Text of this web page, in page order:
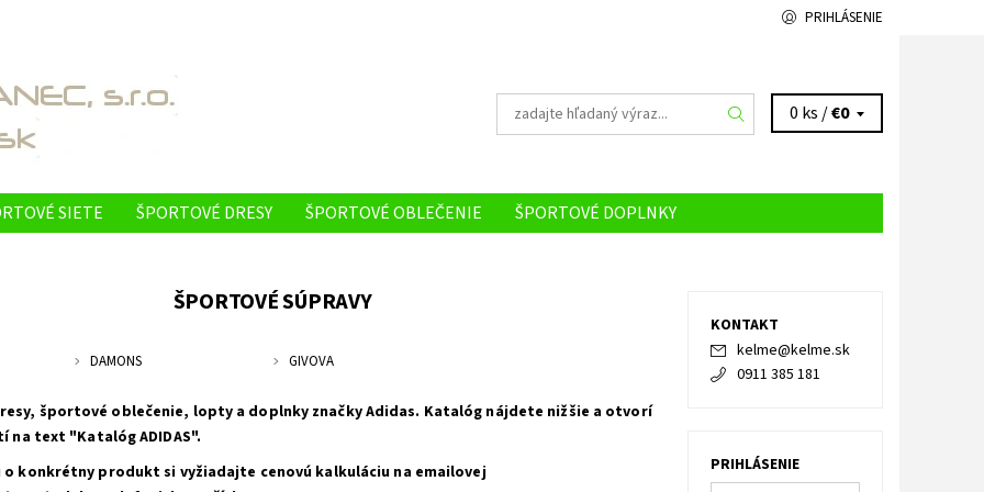
PRIHLÁSENIE
0 ks /€0
SIETE ŠPORTOVÉ DRESY ŠPORTOVÉ OBLEČENIE
ŠPORTOVÉ DOPLNKY
ŠPORTOVÉ SÚPRAVY
DAMONS GIVOVA
športové oblečenie, lopty a doplnky značky Adidas. Katalóg nájdete nižšie a otvorí
na text "Katalóg ADIDAS".
o konkrétny produkt si vyžiadajte cenovú kalkuláciu na emailovej
KONTAKT
kelme@kelme.sk
0911 385 181
PRIHLÁSENIE